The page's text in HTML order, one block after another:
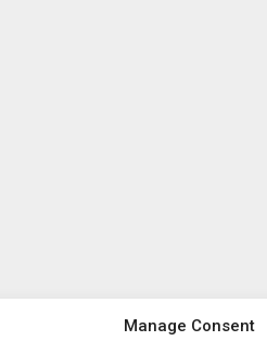
Manage Consent